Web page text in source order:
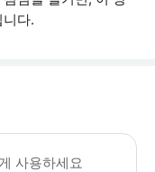
다.
한 티켓은 줄을 서지 않아도
사용하세요